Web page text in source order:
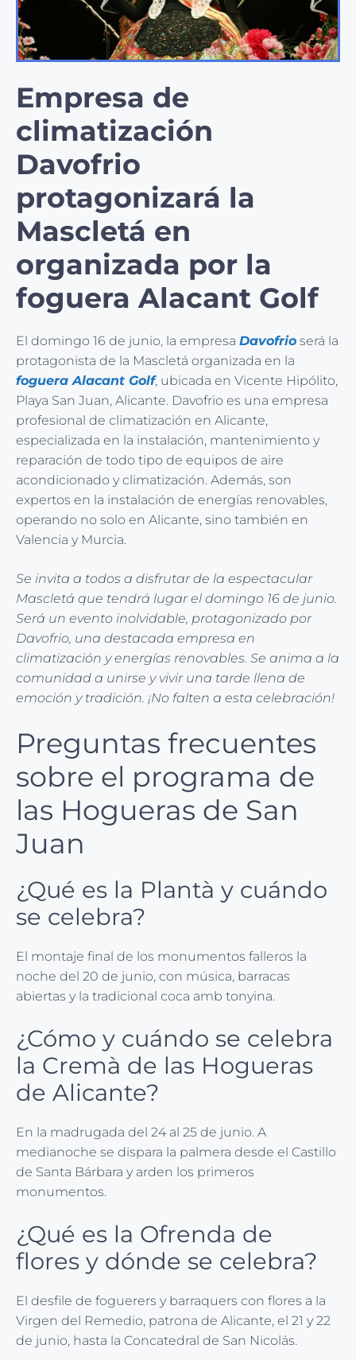
Empresa de
climatización
Davofrio
protagonizará la
Mascletá en
organizada por la
foguera Alacant Golf
El domingo 16 de junio, la empresa Davofrio será la
protagonista de la Mascletá organizada en la
foguera Alacant Golf, ubicada en Vicente Hipólito,
Playa San Juan, Alicante. Davofrio es una empresa
profesional de climatización en Alicante,
especializada en la instalación, mantenimiento y
reparación de todo tipo de equipos de aire
acondicionado y climatización. Además, son
expertos en la instalación de energías renovables,
operando no solo en Alicante, sino también en
Valencia y Murcia.
Se invita a todos a disfrutar de la espectacular
Mascletá que tendrá lugar el domingo 16 de junio.
Será un evento inolvidable, protagonizado por
Davofrio, una destacada empresa en
climatización y energías renovables. Se anima a la
comunidad a unirse y vivir una tarde llena de
emoción y tradición. ¡No falten a esta celebración!
Preguntas frecuentes
sobre el programa de
las Hogueras de San
Juan
¿Qué es la Plantà y cuándo
se celebra?
El montaje final de los monumentos falleros la
noche del 20 de junio, con música, barracas
abiertas y la tradicional coca amb tonyina.
¿Cómo y cuándo se celebra
la Cremà de las Hogueras
de Alicante?
En la madrugada del 24 al 25 de junio. A
medianoche se dispara la palmera desde el Castillo
de Santa Bárbara y arden los primeros
monumentos.
¿Qué es la Ofrenda de
flores y dónde se celebra?
El desfile de foguerers y barraquers con flores a la
Virgen del Remedio, patrona de Alicante, el 21 y 22
de junio, hasta la Concatedral de San Nicolás.